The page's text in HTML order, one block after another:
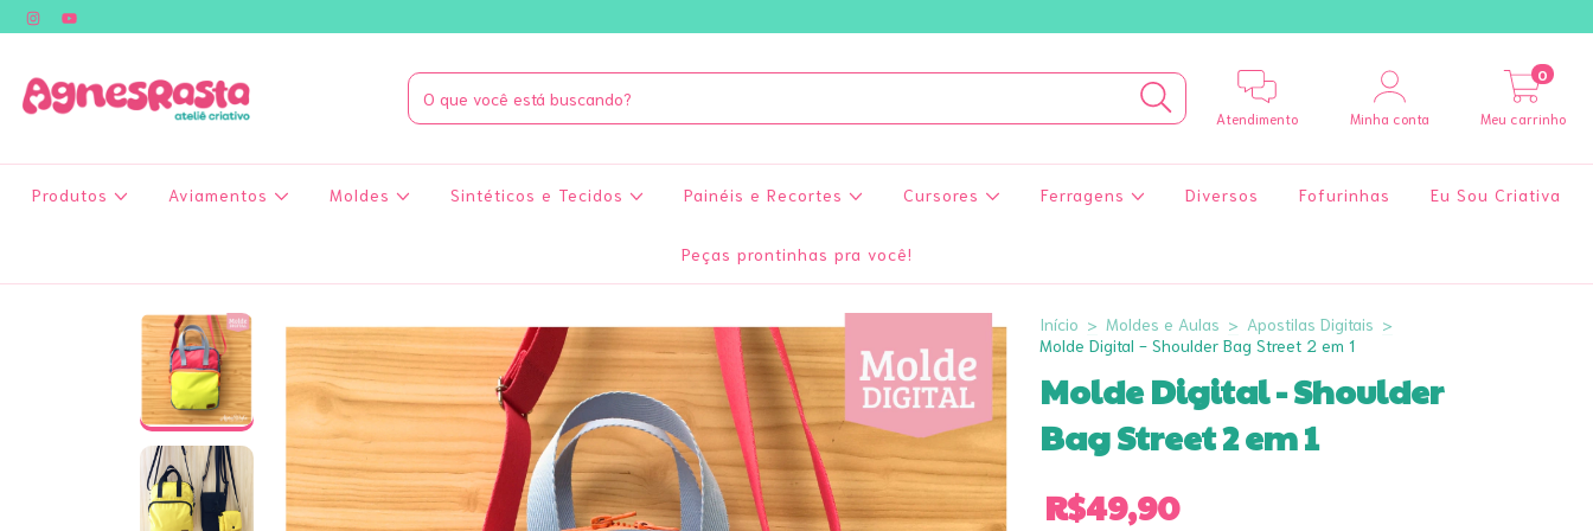
Atendimento Minha conta Meu carrinho
0
Produtos Aviamentos Moldes Sintéticos e Tecidos Painéis e Recortes Cursores Ferragens Diversos Fofurinhas Eu Sou Criativa
Peças prontinhas pra você!
Início > Moldes e Aulas > Apostilas Digitais >
Molde Digital - Shoulder Bag Street 2 em 1
Molde Digital - Shoulder
Bag Street 2 em 1
R$49,90